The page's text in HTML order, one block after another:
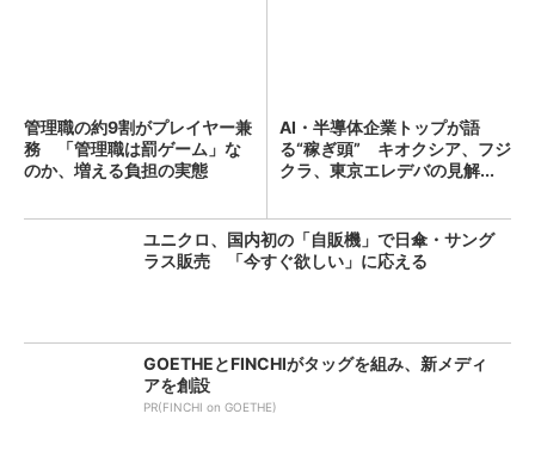
管理職の約9割がプレイヤー兼
務 「管理職は罰ゲーム」な
のか、増える負担の実態
AI・半導体企業トップが語
る“稼ぎ頭” キオクシア、フジ
クラ、東京エレデバの見解...
ユニクロ、国内初の「自販機」で日傘・サング
ラス販売 「今すぐ欲しい」に応える
GOETHEとFINCHIがタッグを組み、新メディ
アを創設
PR(FINCHI on GOETHE)